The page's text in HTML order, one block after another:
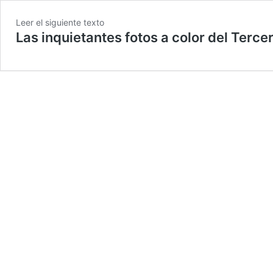
Leer el siguiente texto
Las inquietantes fotos a color del